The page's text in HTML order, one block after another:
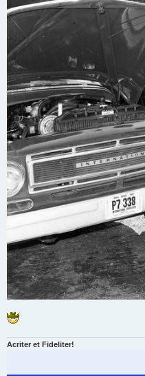
Acriter et Fideliter!